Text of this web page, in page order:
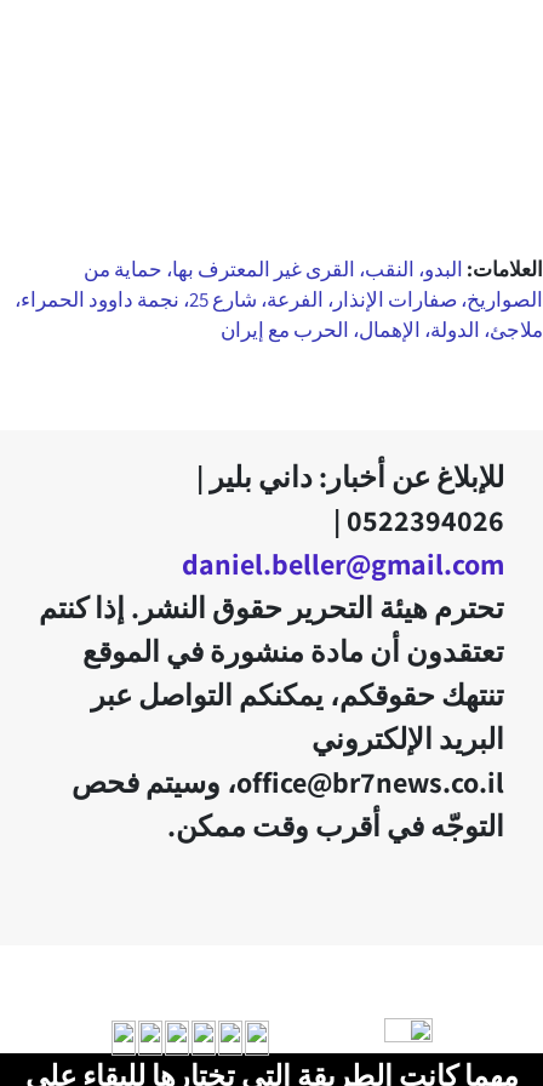
العلامات: البدو، النقب، القرى غير المعترف بها، حماية من
الصواريخ، صفارات الإنذار، الفرعة، شارع 25، نجمة داوود الحمراء،
ملاجئ، الدولة، الإهمال، الحرب مع إيران
للإبلاغ عن أخبار: داني بلير |
0522394026 |
daniel.beller@gmail.com
تحترم هيئة التحرير حقوق النشر. إذا كنتم
تعتقدون أن مادة منشورة في الموقع
تنتهك حقوقكم، يمكنكم التواصل عبر
البريد الإلكتروني
office@br7news.co.il، وسيتم فحص
التوجّه في أقرب وقت ممكن.
مهما كانت الطريقة التي تختارها للبقاء على